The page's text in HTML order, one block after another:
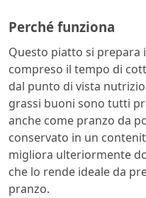
Perché funziona
Questo piatto si prepara
compreso il tempo di
dal punto di vista
grassi buoni sono tutti
anche come pranzo da
conservato in un
migliora ulteriormente
che lo rende ideale da
pranzo.